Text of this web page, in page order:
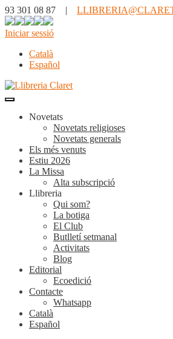
93 301 08 87 |
Iniciar sessió
Català
Español
Novetats
Novetats religioses
Novetats generals
Els més venuts
Estiu 2026
La Missa
Alta subscripció
Llibreria
Qui som?
La botiga
El Club
Butlletí setmanal
Activitats
Blog
Editorial
Ecoedició
Contacte
Whatsapp
Català
Español